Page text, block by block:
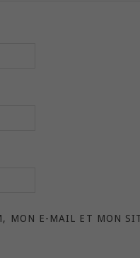
MON E-MAIL ET MON